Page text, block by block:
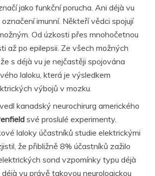
jako funkční porucha. Ani déjà vu
imunní. Někteří vědci spojují
Od úzkosti přes mnohočetnou
až po epilepsii. Ze všech možných
s déjà vu je nejčastěji spojována
laloku, která je výsledkem
výbojů v mozku.
kanadský neurochirurg amerického
své proslulé experimenty.
laloky účastníků studie elektrickými
že přibližně 8% účastníků zažilo
sond vzpomínky typu déjà
vu právě takovou neurologickou